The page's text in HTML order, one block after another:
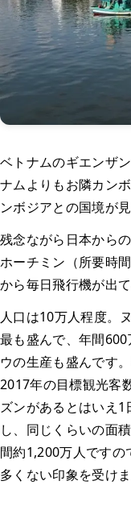
ベトナムのギエンザ
ナムよりもお隣カン
ンボジアとの国境が見
残念ながら日本から
ホーチミン（所要時
から毎日飛行機が出て
人口は10万人程度。
最も盛んで、年間
ウの生産も盛んです
2017年の目標観光客
ズンがあるとはいえ
し、同じくらいの面
間約1,200万人ですの
多くない印象を受けま